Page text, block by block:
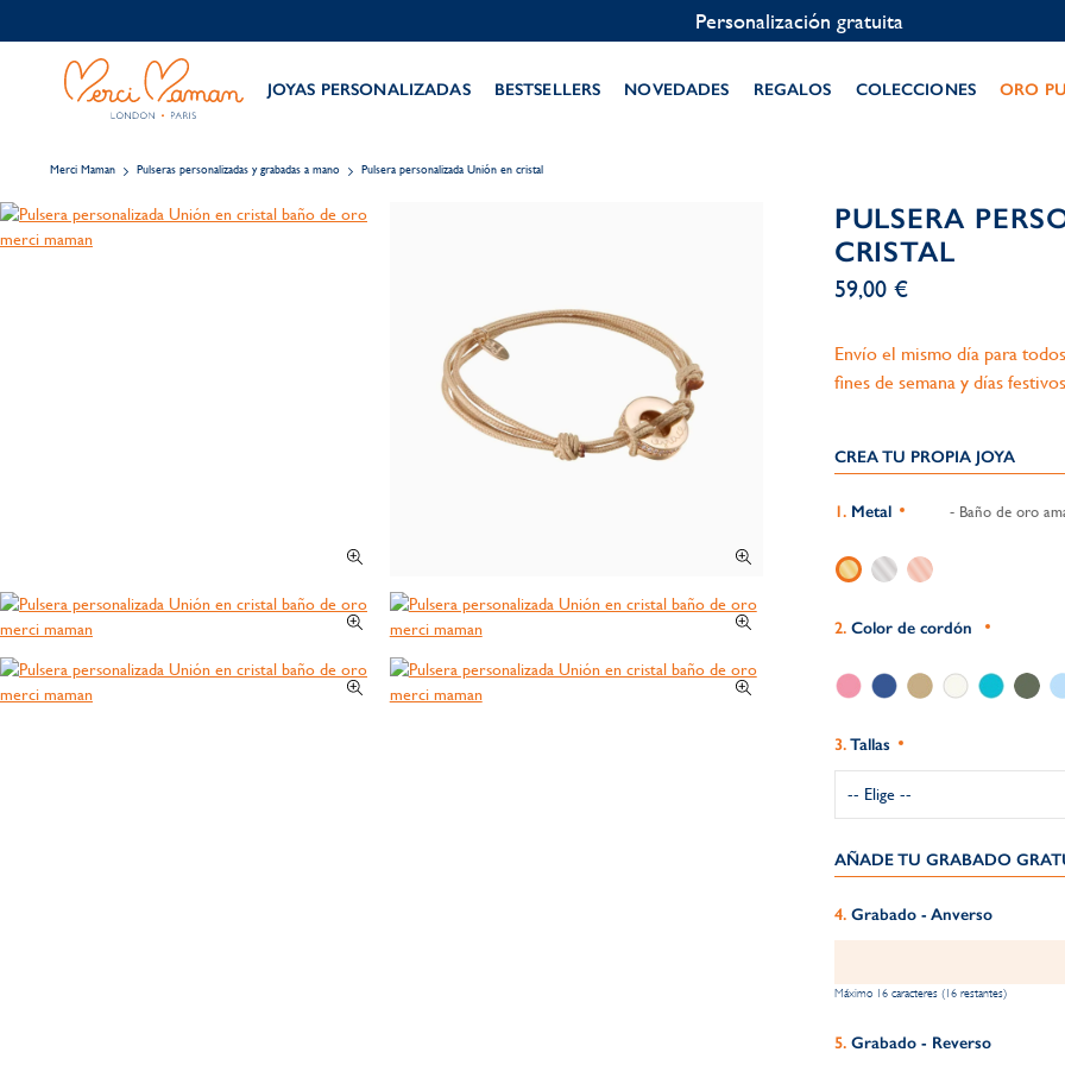
Personalización gratuita
JOYAS PERSONALIZADAS BESTSELLERS NOVEDADES REGALOS COLECCIONES ORO
Merci Maman Pulseras personalizadas y grabadas a mano Pulsera personalizada Unión en cristal
PULSERA
CRISTAL
59,00 €
Envío el mismo día para
fines de semana y días
CREA TU PROPIA JOYA
Metal - Baño de oro
Color de cordón
Tallas
AÑADE TU GRABADO
Grabado - Anverso
Máximo 16 caracteres (16 restantes)
Grabado - Reverso